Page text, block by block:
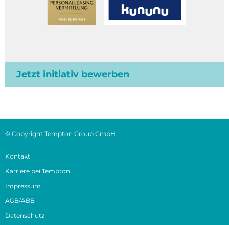
Jetzt initiativ bewerben
© Copyright Tempton Group GmbH
Kontakt
Karriere bei Tempton
Impressum
AGB/ABB
Datenschutz